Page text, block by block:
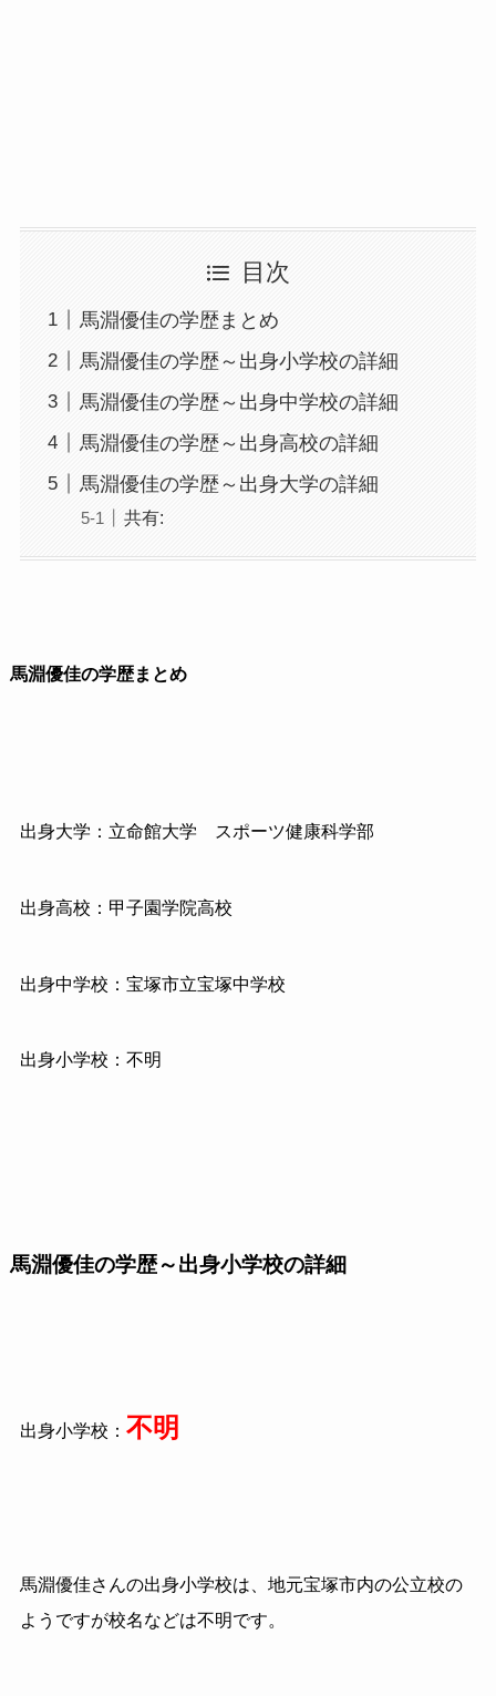
目次
馬淵優佳の学歴まとめ
馬淵優佳の学歴～出身小学校の詳細
馬淵優佳の学歴～出身中学校の詳細
馬淵優佳の学歴～出身高校の詳細
馬淵優佳の学歴～出身大学の詳細
共有:
馬淵優佳の学歴まとめ
出身大学：立命館大学 スポーツ健康科学部
出身高校：甲子園学院高校
出身中学校：宝塚市立宝塚中学校
出身小学校：不明
馬淵優佳の学歴～出身小学校の詳細
出身小学校： 不明
馬淵優佳さんの出身小学校は、地元宝塚市内の公立校の
ようですが校名などは不明です。